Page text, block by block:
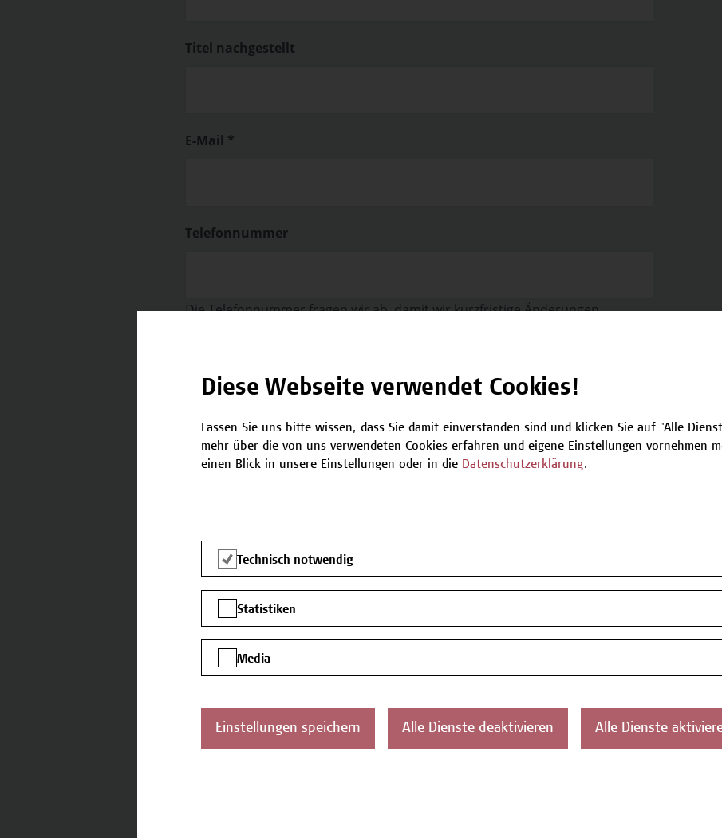
Titel nachgestellt
E-Mail *
Telefonnummer
Die Telefonnummer fragen wir ab, damit wir kurzfristige Änderungen,
PLZ *
Land
Diese Webseite verwendet Cookies!
Lassen Sie uns bitte wissen, dass Sie damit einverstanden sind und klicken Sie auf "Alle
mehr über die von uns verwendeten Cookies erfahren und eigene Einstellungen vornehmen
einen Blick in unsere Einstellungen oder in die Datenschutzerklärung.
Technisch notwendig
Statistiken
Media
Einstellungen speichern Alle Dienste deaktivieren Alle Dienste